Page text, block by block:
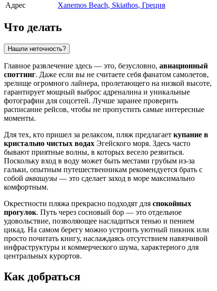
Адрес
Xanemos Beach, Skiathos, Греция
Что делать
Нашли неточность?
Главное развлечение здесь — это, безусловно, авиационный
споттинг. Даже если вы не считаете себя фанатом самолетов,
зрелище огромного лайнера, пролетающего на низкой высоте,
гарантирует мощный выброс адреналина и уникальные
фотографии для соцсетей. Лучше заранее проверить
расписание рейсов, чтобы не пропустить самые интересные
моменты.
Для тех, кто пришел за релаксом, пляж предлагает купание в
кристально чистых водах Эгейского моря. Здесь часто
бывают приятные волны, в которых весело резвиться.
Поскольку вход в воду может быть местами грубым из-за
гальки, опытным путешественникам рекомендуется брать с
собой аквашузы — это сделает заход в море максимально
комфортным.
Окрестности пляжа прекрасно подходят для спокойных
прогулок. Путь через сосновый бор — это отдельное
удовольствие, позволяющее насладиться тенью и пением
цикад. На самом берегу можно устроить уютный пикник или
просто почитать книгу, наслаждаясь отсутствием навязчивой
инфраструктуры и коммерческого шума, характерного для
центральных курортов.
Как добраться